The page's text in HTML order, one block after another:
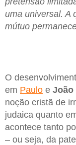
uma universal. A
mútuo
O
em Paulo e João
noção cristã de
judaica quanto
acontece tanto
– ou seja, da